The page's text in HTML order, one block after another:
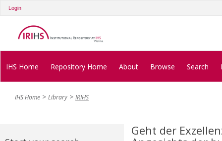
Login
IHS Home Repository Home About Browse Search
IHS Home Library IRIHS
Geht der